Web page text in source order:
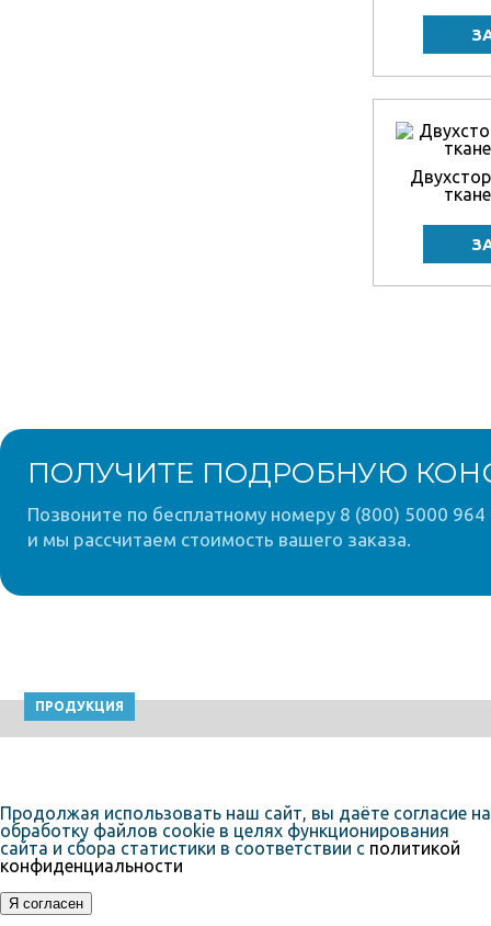
ПОЛУЧИТЕ ПОДРОБНУЮ
Позвоните по бесплатному номеру 8 (800) 5000 964
и мы рассчитаем стоимость вашего заказа.
ПРОДУКЦИЯ
Продолжая использовать наш сайт, вы даёте согласие на
обработку файлов cookie в целях функционирования
сайта и сбора статистики в соответствии с политикой
конфиденциальности
Я согласен